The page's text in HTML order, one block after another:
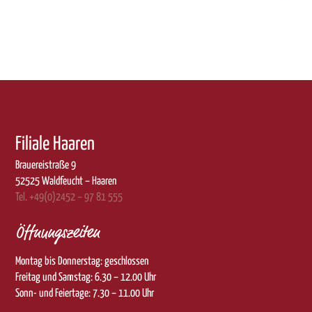
Filiale Haaren
Brauereistraße 9
52525 Waldfeucht – Haaren
Tel. +49(0)2452 – 97 81 555
Öffnungszeiten
Montag bis Donnerstag: geschlossen
Freitag und Samstag: 6.30 – 12.00 Uhr
Sonn- und Feiertage: 7.30 – 11.00 Uhr